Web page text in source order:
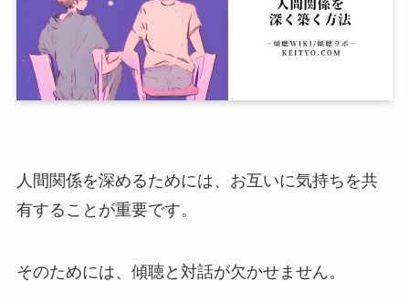
人間関係を深めるためには、お互いに気持ちを共
有することが重要です。
そのためには、傾聴と対話が欠かせません。